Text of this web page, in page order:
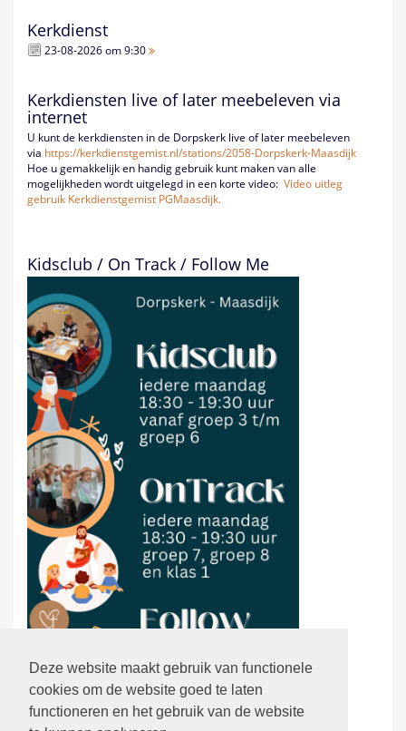
Deze website maakt gebruik van functionele
cookies om de website goed te laten
functioneren en het gebruik van de website
Kerkdienst
23-08-2026 om 9:30
Kerkdiensten live of later meebeleven via
internet
U kunt de kerkdiensten in de Dorpskerk live of later meebeleven
via https://kerkdienstgemist.nl/stations/2058-Dorpskerk-Maasdijk
Hoe u gemakkelijk en handig gebruik kunt maken van alle
mogelijkheden wordt uitgelegd in een korte video: Video uitleg
gebruik Kerkdienstgemist PGMaasdijk.
Kidsclub / On Track / Follow Me